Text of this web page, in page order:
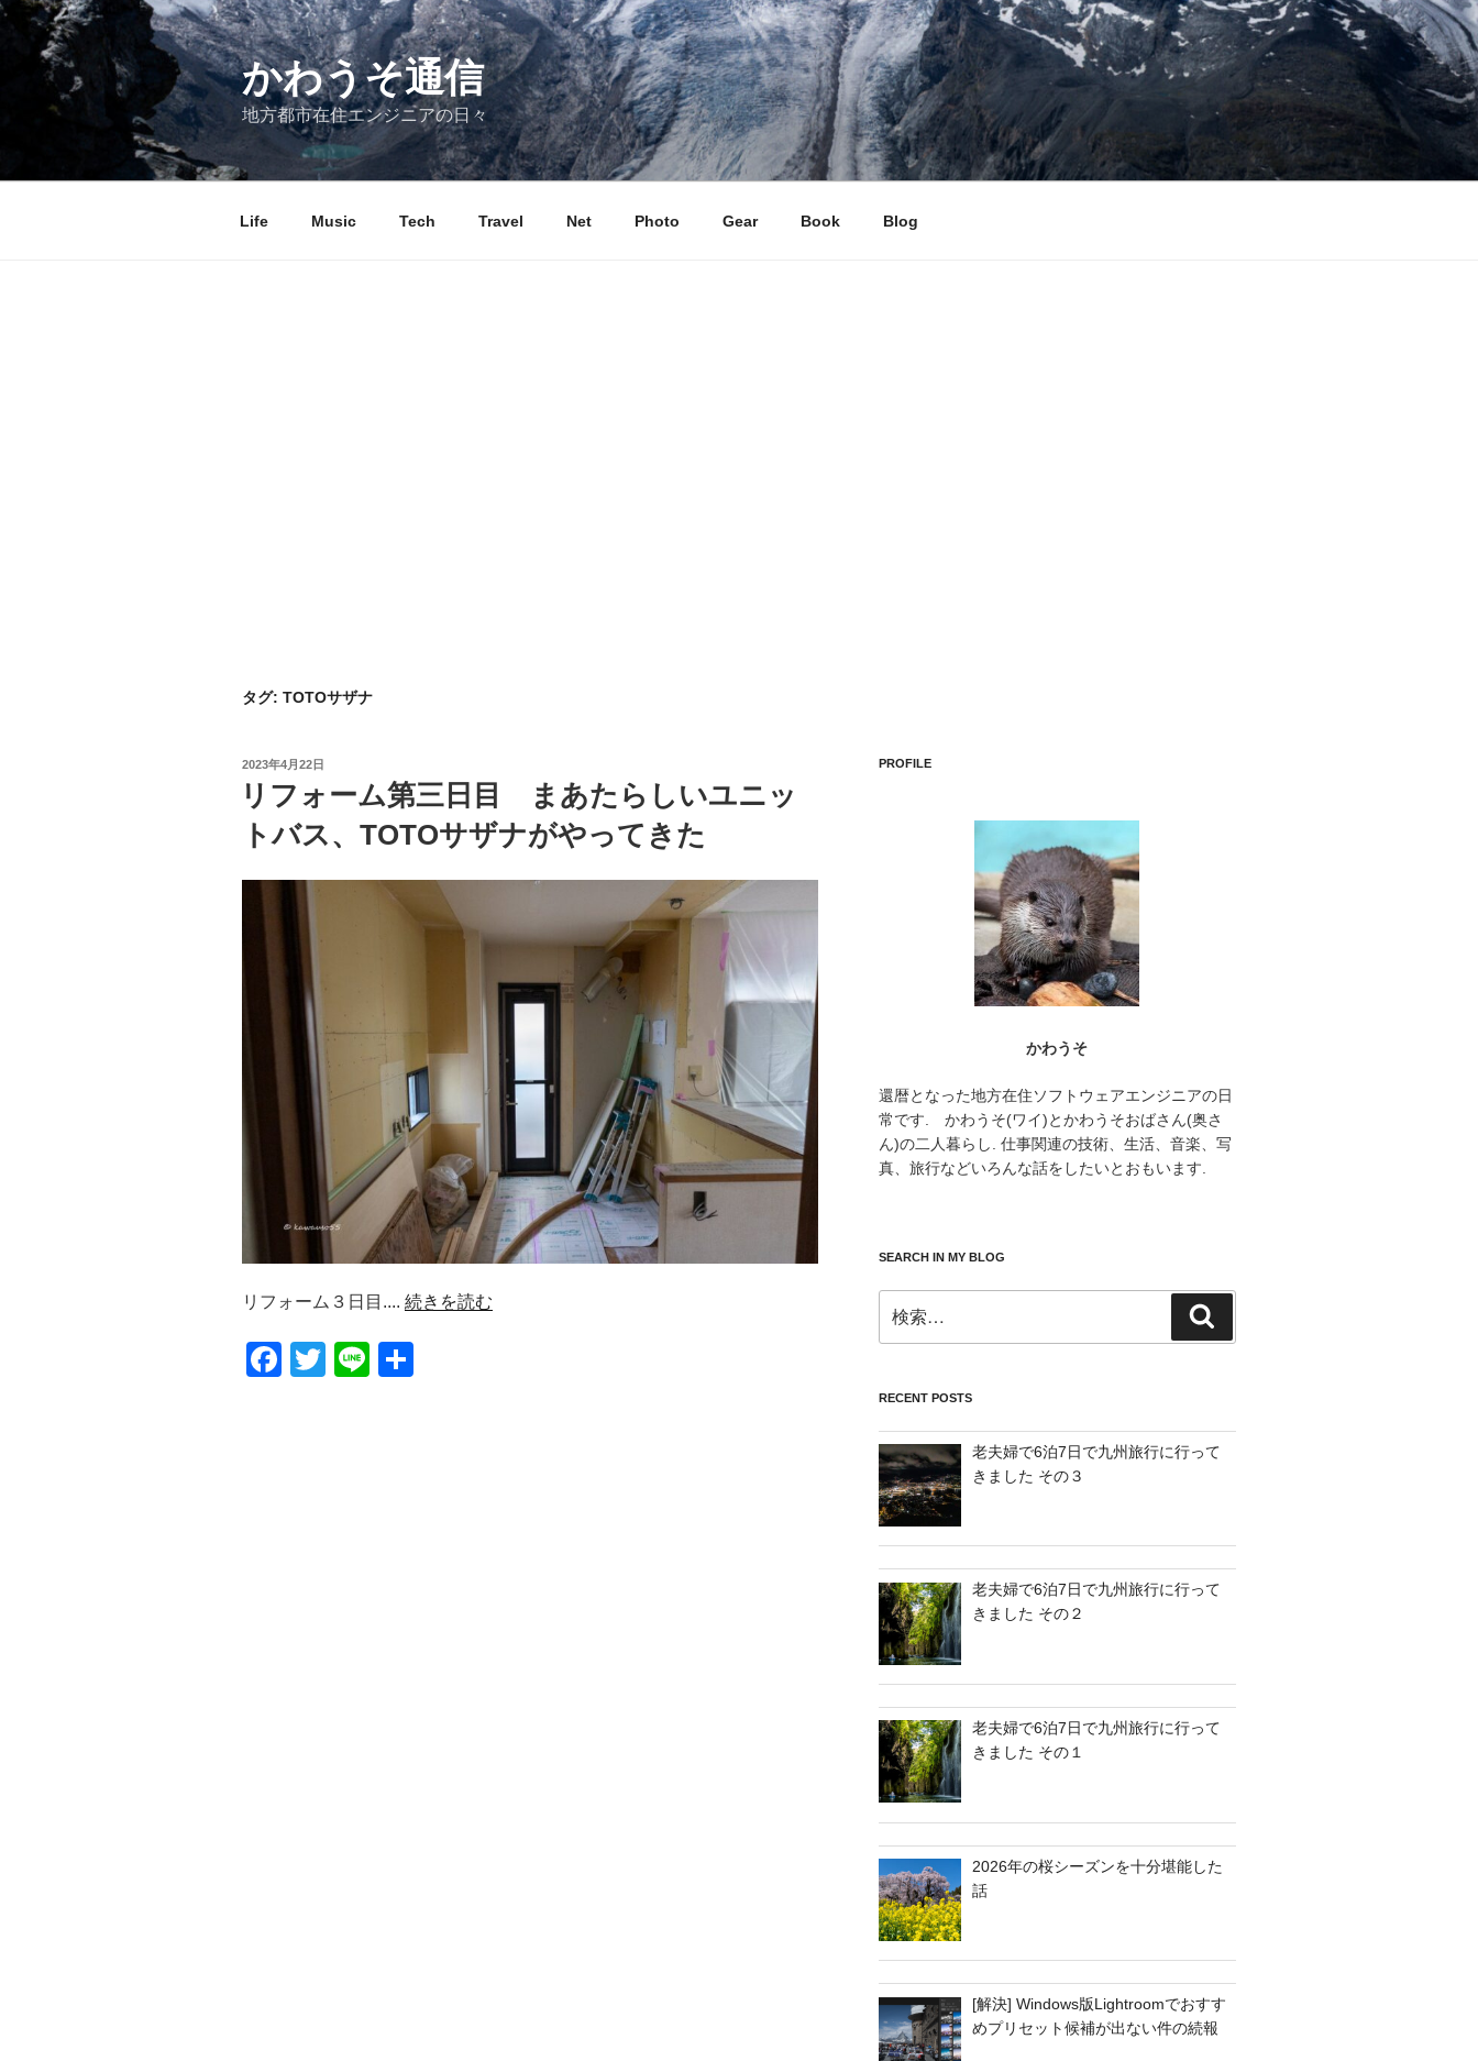
コ
かわうそ通信
地方都市在住エンジニアの日々
Life Music Tech Travel Net Photo Gear Book Blog
タグ: TOTOサザナ
投
稿
日:
2023年4月22日
リフォーム第三日目 まあたらしいユニッ
トバス、TOTOサザナがやってきた
リフォーム３日目.... 続きを読む
F
T
Li
PROFILE
かわうそ
還暦となった地方在住ソフトウェアエンジニアの日
常です. かわうそ(ワイ)とかわうそおばさん(奥さ
ん)の二人暮らし. 仕事関連の技術、生活、音楽、写
真、旅行などいろんな話をしたいとおもいます.
SEARCH IN MY BLOG
索:
索
RECENT POSTS
老夫婦で6泊7日で九州旅行に行って
きました その３
老夫婦で6泊7日で九州旅行に行って
きました その２
老夫婦で6泊7日で九州旅行に行って
きました その１
2026年の桜シーズンを十分堪能した
話
[解決] Windows版Lightroomでおすす
めプリセット候補が出ない件の続報